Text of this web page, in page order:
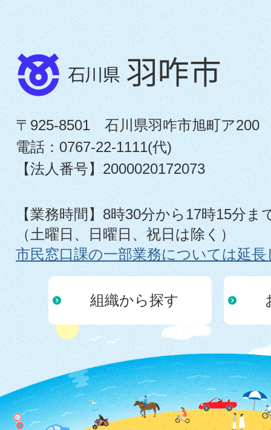
〒925-8501 石川県羽咋市旭町ア200
電話：0767-22-1111(代)
【法人番号】2000020172073
【業務時間】8時30分から17時15分ま
（土曜日、日曜日、祝日は除く）
市民窓口課の一部業務については延
組織から探す